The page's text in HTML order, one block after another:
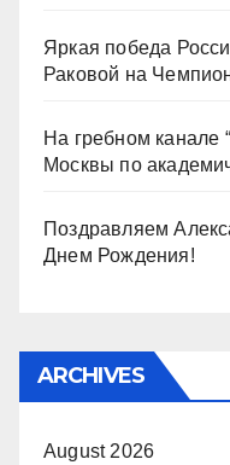
Яркая победа
Раковой на
На гребном канале
Москвы по
Поздравляем
Днем Рождения!
ARCHIVES
August 2026